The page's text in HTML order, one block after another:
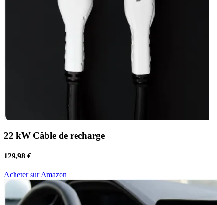
22 kW Câble de recharge
129,98 €
Acheter sur Amazon